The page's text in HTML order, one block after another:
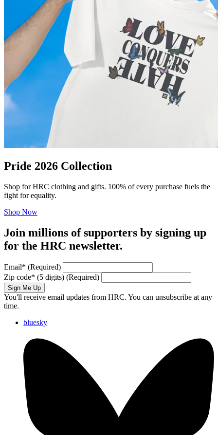
Pride 2026 Collection
Shop for HRC clothing and gifts. 100% of every purchase fuels the
fight for equality.
Shop Now
Join millions of supporters by signing up
for the HRC newsletter.
Email* (Required)
Zip code* (5 digits) (Required)
Sign Me Up
You'll receive email updates from HRC. You can unsubscribe at any
time.
bluesky